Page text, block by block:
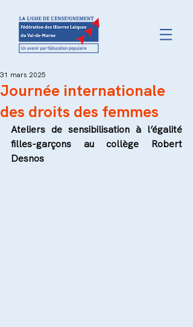
Journée internationale
des droits des femmes
31 mars 2025
Ateliers de sensibilisation à l’égalité
filles-garçons au collège Robert
Desnos